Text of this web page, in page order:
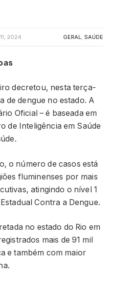
2024 GERAL SAÚDE
decretou, nesta terça-
de dengue no estado. A
Oficial – é baseada em
de Inteligência em Saúde
o número de casos está
fluminenses por mais
atingindo o nível 1
Contra a Dengue.
no estado do Rio em
mais de 91 mil
e também com maior